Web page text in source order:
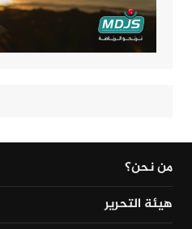
من نحن؟
هيئة التحرير